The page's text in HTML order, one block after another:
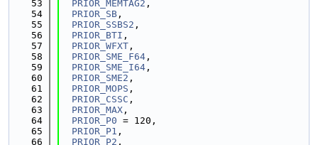
   53
PRIOR_MEMTAG2 ,
   54
PRIOR_SB ,
   55
PRIOR_SSBS2 ,
   56
PRIOR_BTI ,
   57
PRIOR_WFXT ,
   58
PRIOR_SME_F64 ,
   59
PRIOR_SME_I64 ,
   60
PRIOR_SME2 ,
   61
PRIOR_MOPS ,
   62
PRIOR_CSSC ,
   63
PRIOR_MAX ,
   64
PRIOR_P0 = 120,
   65
PRIOR_P1 ,
   66
PRIOR_P2 ,